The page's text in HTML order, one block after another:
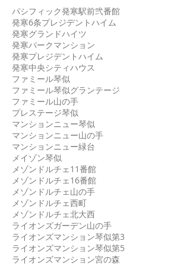
パシフィック発寒駅前弐番館
発寒6条プレジデントハイム
発寒グランドハイツ
発寒パークマンション
発寒プレジデントハイム
発寒中央シティハウス
ファミール琴似
ファミール琴似グランテージ
ファミール山の手
プレステージ琴似
マンションニュー琴似
マンションニュー山の手
マンションニュー緑台
メイゾン琴似
メゾンドルチェ11番館
メゾンドルチェ16番館
メゾンドルチェ山の手
メゾンドルチェ西町
メゾンドルチェ北大西
ライオンズガーデン山の手
ライオンズマンション琴似第3
ライオンズマンション琴似第5
ライオンズマンション宮の森